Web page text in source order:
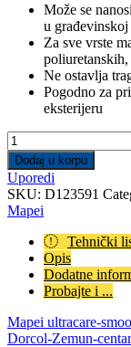
Može se
u
Za sve vrste
Ne ostavlja
Pogodno za
eksterijeru
Ultracare
Smooth
Silicone
0.75l
quantity
Dodaj u korpu
Uporedi
SKU: D123591
Mapei
Tehnički
Opis
Dodatne
Probajte i ...
Mapei ultracare-
Dorcol-Zemun-